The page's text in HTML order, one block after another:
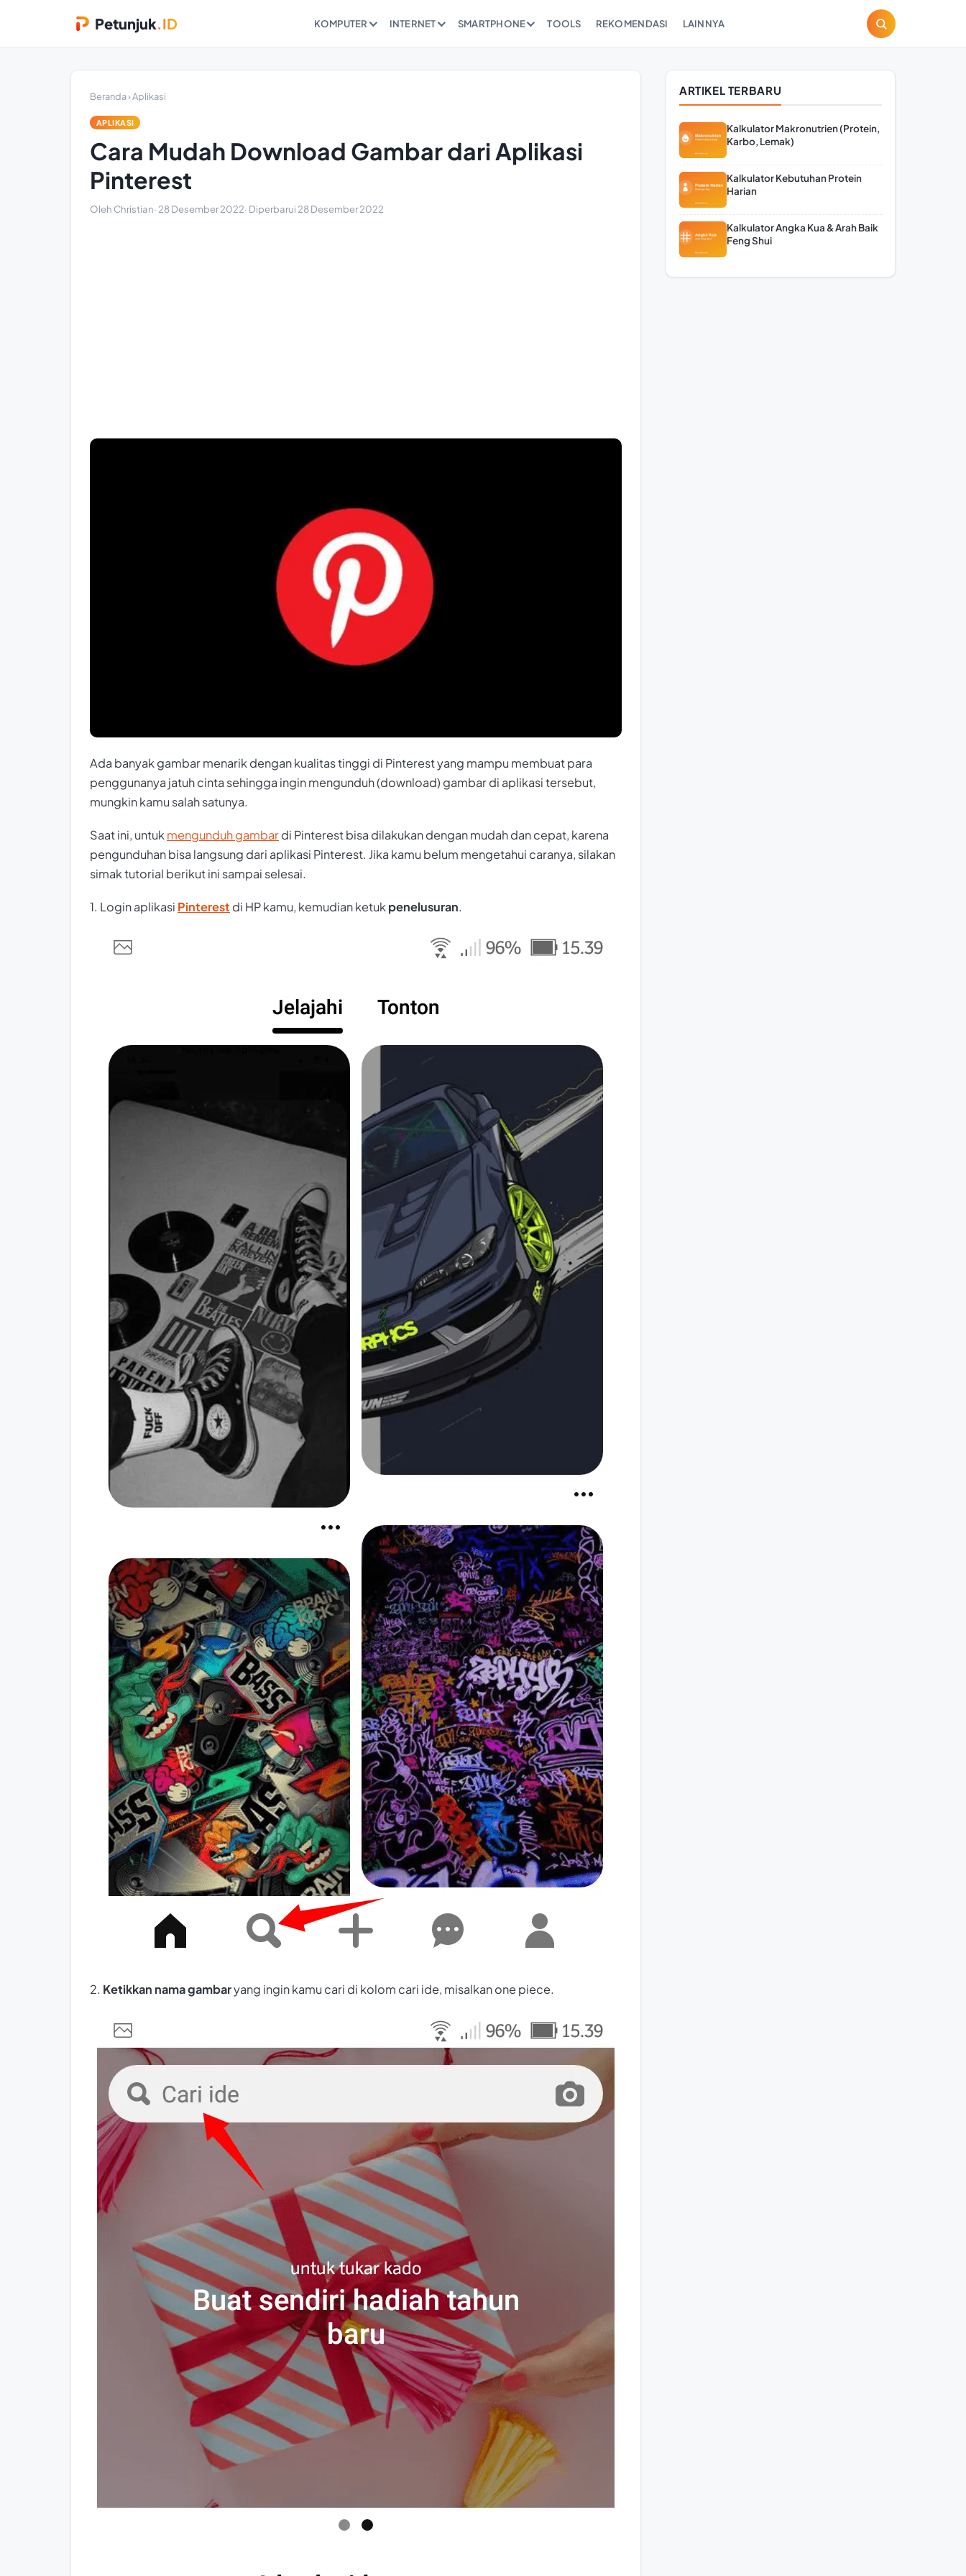
Petunjuk.ID KOMPUTER INTERNET SMARTPHONE TOOLS REKOMENDASI LAINNYA
Beranda›Aplikasi
APLIKASI
Cara Mudah Download Gambar dari Aplikasi
Pinterest
Oleh Christian· 28 Desember 2022· Diperbarui 28 Desember 2022
Ada banyak gambar menarik dengan kualitas tinggi di Pinterest yang mampu membuat para
penggunanya jatuh cinta sehingga ingin mengunduh (download) gambar di aplikasi tersebut,
mungkin kamu salah satunya.
Saat ini, untuk mengunduh gambardi Pinterest bisa dilakukan dengan mudah dan cepat, karena
pengunduhan bisa langsung dari aplikasi Pinterest. Jika kamu belum mengetahui caranya, silakan
simak tutorial berikut ini sampai selesai.
1. Login aplikasi Pinterest di HP kamu, kemudian ketuk penelusuran.
2. Ketikkan nama gambaryang ingin kamu cari di kolom cari ide, misalkan one piece.
ARTIKEL TERBARU
Kalkulator Makronutrien (Protein,
Karbo, Lemak)
Kalkulator Kebutuhan Protein
Harian
Kalkulator Angka Kua & Arah Baik
Feng Shui